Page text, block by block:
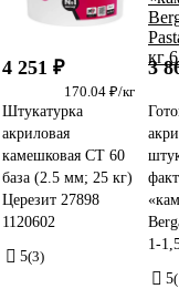
4 251 ₽
170.04 ₽/кг
Штукатурка
акриловая
камешковая CT 60
база (2.5 мм; 25 кг)
Церезит 27898
1120602
5(3)
3
1-
5